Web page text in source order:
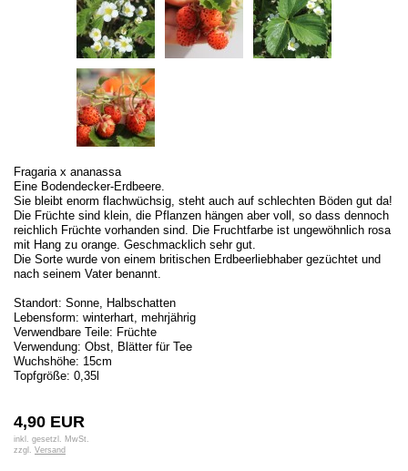
Fragaria x ananassa
Eine Bodendecker-Erdbeere.
Sie bleibt enorm flachwüchsig, steht auch auf schlechten Böden gut da!
Die Früchte sind klein, die Pflanzen hängen aber voll, so dass dennoch
reichlich Früchte vorhanden sind. Die Fruchtfarbe ist ungewöhnlich rosa
mit Hang zu orange. Geschmacklich sehr gut.
Die Sorte wurde von einem britischen Erdbeerliebhaber gezüchtet und
nach seinem Vater benannt.
Standort: Sonne, Halbschatten
Lebensform: winterhart, mehrjährig
Verwendbare Teile: Früchte
Verwendung: Obst, Blätter für Tee
Wuchshöhe: 15cm
Topfgröße: 0,35l
4,90 EUR
inkl. gesetzl. MwSt.
zzgl. Versand